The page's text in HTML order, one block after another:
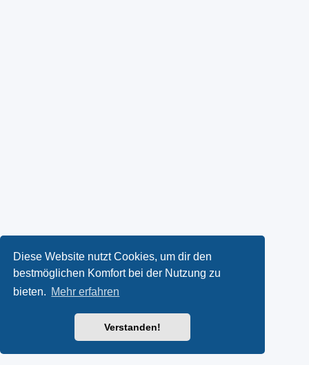
Diese Website nutzt Cookies, um dir den
bestmöglichen Komfort bei der Nutzung zu
bieten. Mehr erfahren
Verstanden!